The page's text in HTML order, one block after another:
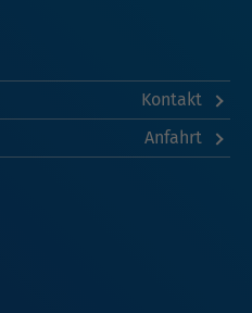
Kontakt
Anfahrt